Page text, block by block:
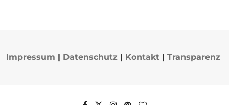
Impressum | Datenschutz | Kontakt | Transparenz